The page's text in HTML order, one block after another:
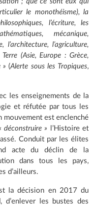
le monothéisme), la
l’écriture, les
mécanique,
l’agriculture,
(Asie, Europe : Grèce,
» (Alerte sous les Tropiques,
les enseignements de la
et réfutée par tous les
mouvement est enclenché
déconstruire » l’Histoire et
Conduit par les élites
acte du déclin de la
dans tous les pays,
d’ailleurs.
la décision en 2017 du
d’enlever les bustes des